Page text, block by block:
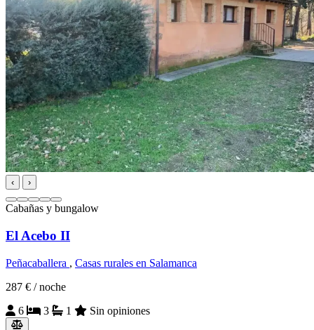
‹ ›
Cabañas y bungalow
El Acebo II
Peñacaballera , Casas rurales en Salamanca
287 € / noche
6
3 1 Sin opiniones